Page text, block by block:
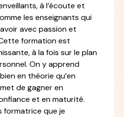
à l’écoute et
les enseignants qui
avec passion et
formation est
à la fois sur le plan
On y apprend
en théorie qu’en
de gagner en
et en maturité.
formatrice que je